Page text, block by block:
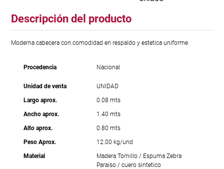
Descripción del producto
Moderna cabecera con comodidad en respaldo y estetica uniforme
Procedencia Nacional
Unidad de venta
UNIDAD
Largo aprox.
0.08 mts
Ancho aprox.
1.40 mts
Alto aprox.
0.80 mts
Peso Aprox.
12.00 kg/und
Material
Madera Tornillo / Espuma Zebra
Paraiso / cuero sintetico